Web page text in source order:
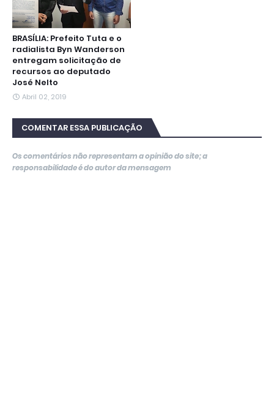
BRASÍLIA: Prefeito Tuta e o
radialista Byn Wanderson
entregam solicitação de
recursos ao deputado
José Nelto
Abril 02, 2019
COMENTAR ESSA PUBLICAÇÃO
Os comentários não representam a opinião do site; a
responsabilidade é do autor da mensagem